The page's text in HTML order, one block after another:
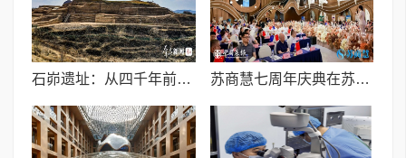
石峁遗址：从四千年前中国北方区域政体中心看“何以中国” 苏商慧七周年庆典在苏州隆重举行 七大联创共启发展新篇章